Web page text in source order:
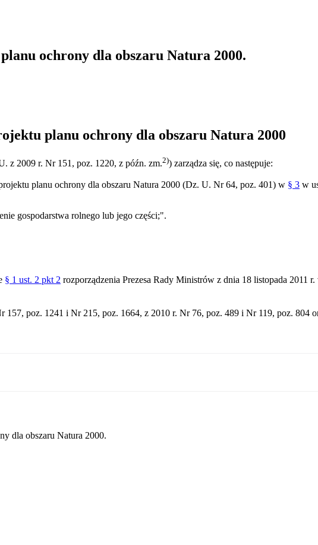
ochrony dla obszaru Natura 2000.
planu ochrony dla obszaru Natura 2000
z 2009 r. Nr 151, poz. 1220, z późn. zm.2)) zarządza się, co następuje:
planu ochrony dla obszaru Natura 2000 (Dz. U. Nr 64, poz. 401) w § 3 w
gospodarstwa rolnego lub jego części;".
§ 1 ust. 2 pkt 2 rozporządzenia Prezesa Rady Ministrów z dnia 18 listopada 2011 r.
157, poz. 1241 i Nr 215, poz. 1664, z 2010 r. Nr 76, poz. 489 i Nr 119, poz. 804
dla obszaru Natura 2000.